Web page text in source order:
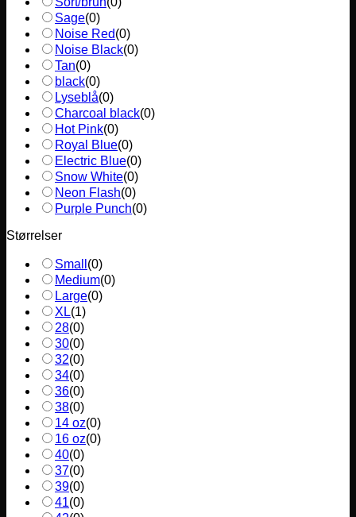
Sage(0)
Noise Red(0)
Noise Black(0)
Tan(0)
black(0)
Lyseblå(0)
Charcoal black(0)
Hot Pink(0)
Royal Blue(0)
Electric Blue(0)
Snow White(0)
Neon Flash(0)
Purple Punch(0)
Størrelser
Small (0)
Medium(0)
Large(0)
XL(1)
28(0)
30(0)
32(0)
34(0)
36(0)
38(0)
14 oz(0)
16 oz(0)
40(0)
37(0)
39(0)
41(0)